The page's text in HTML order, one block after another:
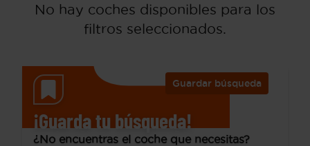
No hay coches disponibles para los
filtros seleccionados.
Guardar búsqueda
¡Guarda tu búsqueda!
¿No encuentras el coche que necesitas?